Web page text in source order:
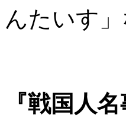
んたいす」
『戦国人名